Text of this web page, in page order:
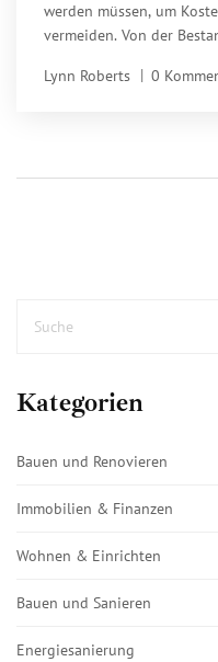
werden müssen, um
vermeiden. Von der
Lynn Roberts
0
Kategorien
Bauen und Renovieren
Immobilien & Finanzen
Wohnen & Einrichten
Bauen und Sanieren
Energiesanierung